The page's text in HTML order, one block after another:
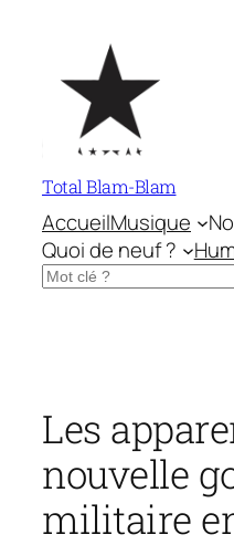
contenu
Total Blam-Blam
AccueilMusique
Quoi de neuf ?
Rechercher
Les
nouvelle
militaire